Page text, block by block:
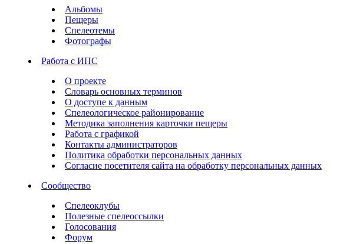
Альбомы
Пещеры
Спелеотемы
Фотографы
Работа с ИПС
О проекте
Словарь основных терминов
О доступе к данным
Спелеологическое районирование
Методика заполнения карточки пещеры
Работа с графикой
Контакты администраторов
Политика обработки персональных данных
Согласие посетителя сайта на обработку персональных данных
Сообщество
Спелеоклубы
Полезные спелеоссылки
Голосования
Форум